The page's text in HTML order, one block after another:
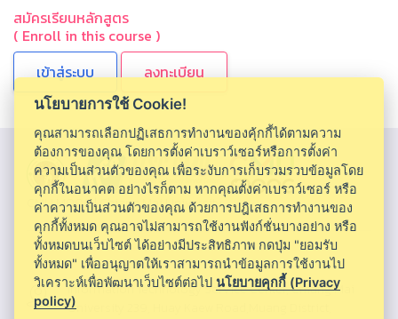
สมัครเรียนหลักสูตร
( Enroll in this course )
ลงทะเบียน
CMU MOOC |Chiang Mai University
Information Technology Service Center, Chiang Mai
University 239, Huay Kaew Road,Muang District,
นโยบายการใช้ Cookie!
คุณสามารถเลือกปฏิเสธการทำงานของคุ้กกี้ได้ตามความ
ต้องการของคุณ โดยการตั้งค่าเบราว์เซอร์หรือการตั้งค่า
ความเป็นส่วนตัวของคุณ เพื่อระงับการเก็บรวมรวบข้อมูลโดย
คุกกี้ในอนาคต อย่างไรก็ตาม หากคุณตั้งค่าเบราว์เซอร์ หรือ
ค่าความเป็นส่วนตัวของคุณ ด้วยการปฎิเสธการทำงานของ
คุกกี้ทั้งหมด คุณอาจไม่สามารถใช้งานฟังก์ชั่นบางอย่าง หรือ
ทั้งหมดบนเว็บไซต์ ได้อย่างมีประสิทธิภาพ กดปุ่ม "ยอมรับ
ทั้งหมด" เพื่ออนุญาตให้เราสามารถนำข้อมูลการใช้งานไป
วิเคราะห์เพื่อพัฒนาเว็บไซต์ต่อไปนโยบายคุกกี้ (Privacy
policy)